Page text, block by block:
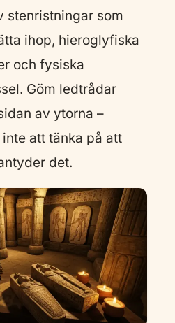
stenristningar som
ihop, hieroglyfiska
och fysiska
Göm ledtrådar
av ytorna –
att tänka på att
det.